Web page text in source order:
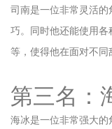
司南是一位非常灵活
巧。同时他还能使用
等，使得他在面对不同
第三名：
海冰是一位非常强大的